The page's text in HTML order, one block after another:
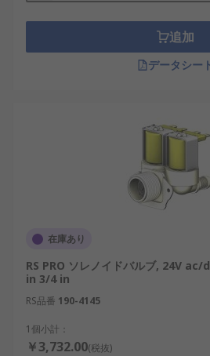
追加
データシー
在庫あり
RS PRO ソレノイドバルブ, 24V
in 3/4 in
RS品番 190-4145
1個小計：
￥3,732.00(税抜)